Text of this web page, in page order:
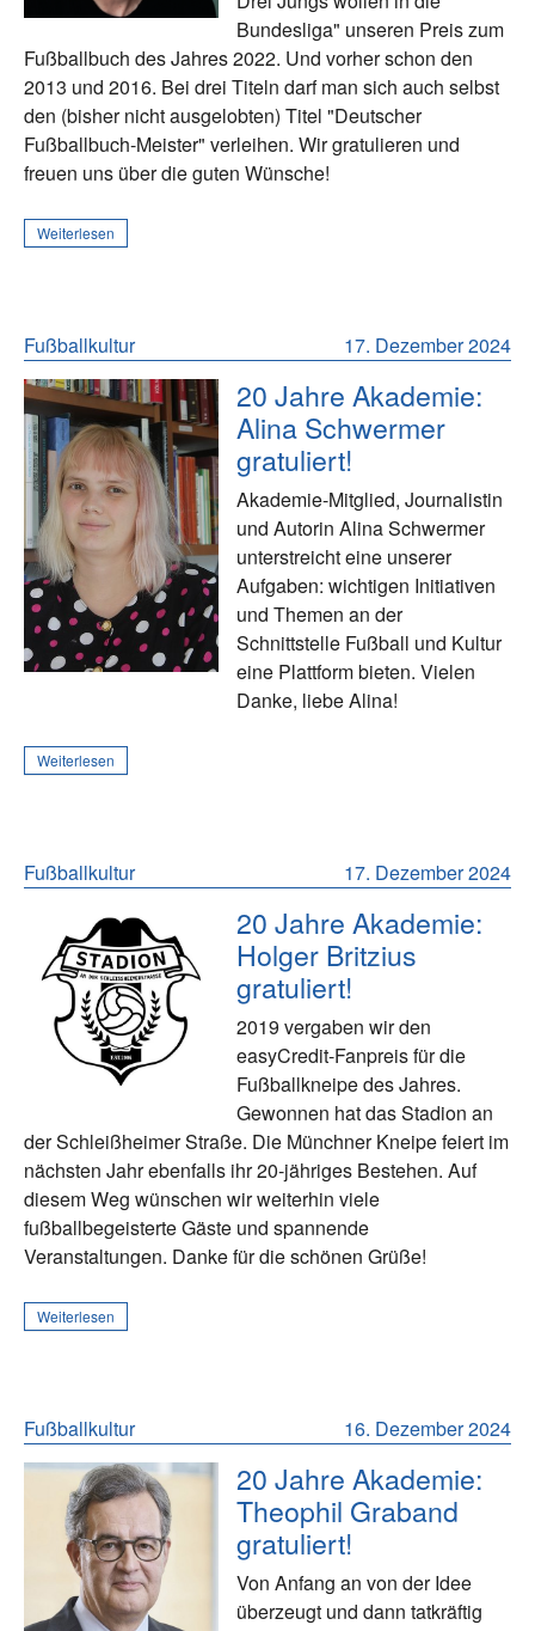
Bundesliga" unseren Preis zum
Fußballbuch des Jahres 2022. Und vorher schon den
2013 und 2016. Bei drei Titeln darf man sich auch selbst
den (bisher nicht ausgelobten) Titel "Deutscher
Fußballbuch-Meister" verleihen. Wir gratulieren und
freuen uns über die guten Wünsche!
Weiterlesen
17. Dezember 2024
Fußballkultur
20 Jahre Akademie:
Alina Schwermer
gratuliert!
Akademie-Mitglied, Journalistin
und Autorin Alina Schwermer
unterstreicht eine unserer
Aufgaben: wichtigen Initiativen
und Themen an der
Schnittstelle Fußball und Kultur
eine Plattform bieten. Vielen
Danke, liebe Alina!
Weiterlesen
17. Dezember 2024
Fußballkultur
20 Jahre Akademie:
Holger Britzius
gratuliert!
2019 vergaben wir den
easyCredit-Fanpreis für die
Fußballkneipe des Jahres.
Gewonnen hat das Stadion an
der Schleißheimer Straße. Die Münchner Kneipe feiert im
nächsten Jahr ebenfalls ihr 20-jähriges Bestehen. Auf
diesem Weg wünschen wir weiterhin viele
fußballbegeisterte Gäste und spannende
Veranstaltungen. Danke für die schönen Grüße!
Weiterlesen
16. Dezember 2024
Fußballkultur
20 Jahre Akademie:
Theophil Graband
gratuliert!
Von Anfang an von der Idee
überzeugt und dann tatkräftig